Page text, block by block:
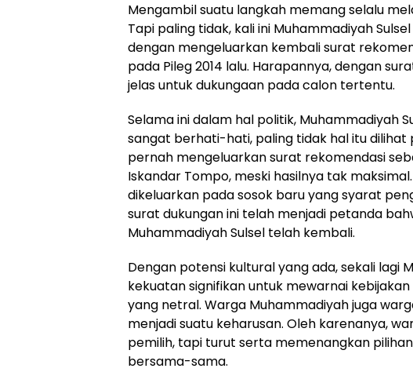
Mengambil suatu langkah memang selalu
Tapi paling tidak, kali ini Muhammadiyah
dengan mengeluarkan kembali surat
pada Pileg 2014 lalu. Harapannya, dengan
jelas untuk dukungaan pada calon tertentu.
Selama ini dalam hal politik, Muhammadiyah
sangat berhati-hati, paling tidak hal itu dilihat
pernah mengeluarkan surat rekomendasi
Iskandar Tompo, meski hasilnya tak
dikeluarkan pada sosok baru yang syarat
surat dukungan ini telah menjadi petanda
Muhammadiyah Sulsel telah kembali.
Dengan potensi kultural yang ada, sekali lagi
kekuatan signifikan untuk mewarnai
yang netral. Warga Muhammadiyah juga
menjadi suatu keharusan. Oleh karenanya,
pemilih, tapi turut serta memenangkan
bersama-sama.